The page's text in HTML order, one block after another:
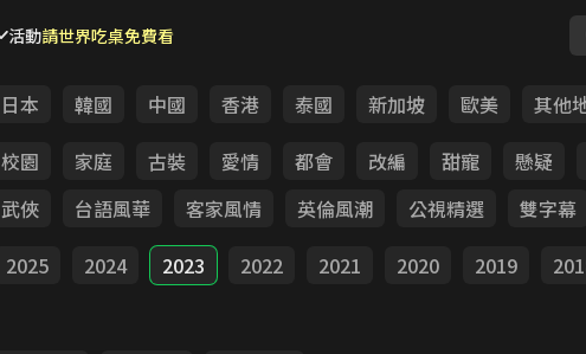
活動請世界吃桌免費看
日本 韓國 中國 香港 泰國 新加坡 歐美
其他
校園 家庭 古裝 愛情 都會 改編 甜寵 懸疑
武俠 台語風華 客家風情 英倫風潮 公視精選
雙字幕
2025 2024 2023 2022 2021 2020 2019